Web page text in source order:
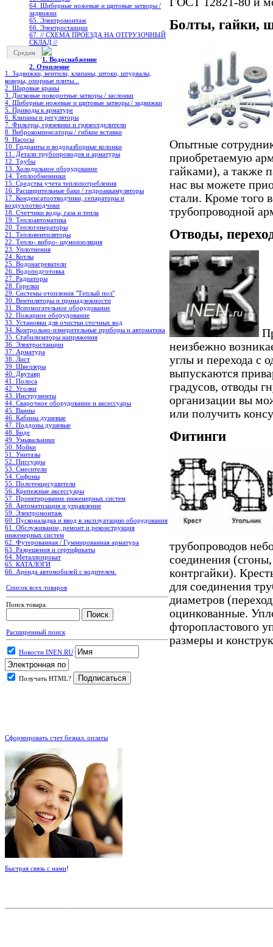
64. Шиберные ножевые и щитовые затворы /
задвижки
65. Электромонтаж
66. Электростанции
67. // СХЕМА ПРОЕЗДА НА ОТГРУЗОЧНЫЙ
СКЛАД //
Средам
1. Водоснабжение
2. Отопление
1. Задвижки, вентили, клапаны, штоки, штурвалы,
коверы, опорные плиты...
2. Шаровые краны
3. Дисковые поворотные затворы / заслонки
4. Шиберные ножевые и щитовые затворы / задвижки
5. Приводы к арматуре
6. Клапаны и регуляторы
7. Фильтры, грязевики и грязеотделители
8. Виброкомпенсаторы / гибкие вставки
9. Насосы
10. Гидранты и водоразборные колонки
11. Детали трубопроводов и арматуры
12. Трубы
13. Холодильное oборудование
14. Теплообменники
15. Средства учета теплопотребления
16. Расширительные баки / гидроаккамуляторы
17. Конденсатоотводчики, сепараторы и
воздухоотводчики
18. Счетчики воды, газа и тепла
19. Теплоавтоматика
20. Теплогенераторы
21. Тепловентиляторы
22. Тепло- вибро- шумоизоляция
23. Уплотнения
24. Котлы
25. Водонагреватели
26. Водоподготовка
27. Радиаторы
28. Горелки
29. Системы отопления "Теплый пол"
30. Вентиляторы и принадлежности
31. Вспомогательное оборудование
32. Пожарное оборудование
33. Установки для очистки сточных вод
34. Контрольно-измерительные приборы и автоматика
35. Стабилизаторы напряжения
36. Электростанции
37. Арматура
38. Лист
39. Швеллеры
40. Двутавр
41. Полоса
42. Уголки
43. Инструменты
44. Сварочное оборудование и аксессуары
45. Ванны
46. Кабины душевые
47. Поддоны душевые
48. Биде
49. Умывальники
50. Мойки
51. Унитазы
52. Писсуары
53. Смесители
54. Сифоны
55. Полотенцесушители
56. Крепежные аксессуары
57. Проектирование инженерных систем
58. Автоматизация и управление
59. Электромонтаж
60. Пусконаладка и ввод в эксплуатацию оборудования
61. Обслуживание, ремонт и реконструкция
инженерных систем
62. Футерованная / Гуммированная арматура
63. Разрешения и сертификаты
64. Металлопрокат
65. КАТАЛОГИ
66. Аренда автомобилей с водителем.
Список всех товаров
Поиск товара
Расширенный поиск
Новости INEN.RU
Получать HTML?
Сформировать счет безнал. оплаты
Быстрая связь с нами!
Болты, гайки,
Опытные
приобретаемую
гайками), а также
нас вы можете
стали. Кроме того
трубопроводной
Отводы,
неизбежно
углы и перехода с
выпускаются
градусов, отводы
организации вы
или получить
Фитинги
трубопроводов
соединения
контргайки).
для соединения
диаметров
оцинкованные.
фторопластового
размеры и